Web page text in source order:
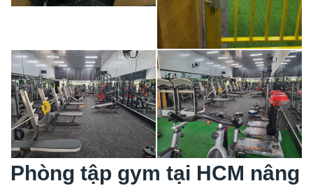
Phòng tập gym tại HCM nâng